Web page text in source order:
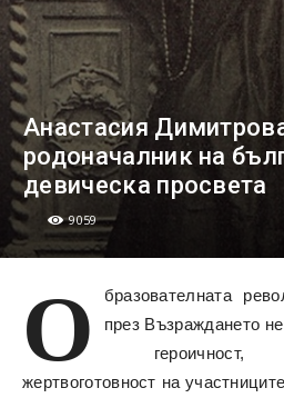
Анастасия
родоначалник на
девическа просвета
9059
О
бразователната
през Възраждането
героичност,
жертвоготовност на